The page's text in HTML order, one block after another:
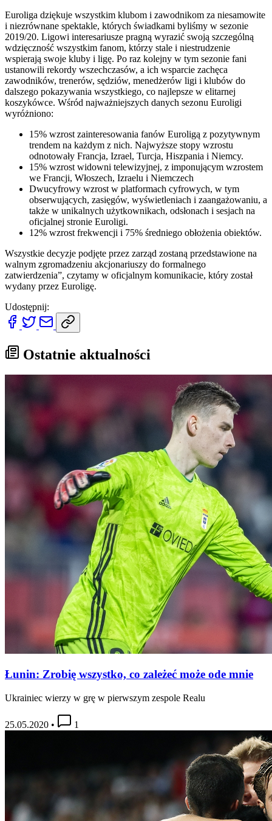
Euroliga dziękuje wszystkim klubom i zawodnikom za niesamowite
i niezrównane spektakle, których świadkami byliśmy w sezonie
2019/20. Ligowi interesariusze pragną wyrazić swoją szczególną
wdzięczność wszystkim fanom, którzy stale i niestrudzenie
wspierają swoje kluby i ligę. Po raz kolejny w tym sezonie fani
ustanowili rekordy wszechczasów, a ich wsparcie zachęca
zawodników, trenerów, sędziów, menedżerów ligi i klubów do
dalszego pokazywania wszystkiego, co najlepsze w elitarnej
koszykówce. Wśród najważniejszych danych sezonu Euroligi
wyróżniono:
15% wzrost zainteresowania fanów Euroligą z pozytywnym
trendem na każdym z nich. Najwyższe stopy wzrostu
odnotowały Francja, Izrael, Turcja, Hiszpania i Niemcy.
15% wzrost widowni telewizyjnej, z imponującym wzrostem
we Francji, Włoszech, Izraelu i Niemczech
Dwucyfrowy wzrost w platformach cyfrowych, w tym
obserwujących, zasięgów, wyświetleniach i zaangażowaniu, a
także w unikalnych użytkownikach, odsłonach i sesjach na
oficjalnej stronie Euroligi.
12% wzrost frekwencji i 75% średniego obłożenia obiektów.
Wszystkie decyzje podjęte przez zarząd zostaną przedstawione na
walnym zgromadzeniu akcjonariuszy do formalnego
zatwierdzenia”, czytamy w oficjalnym komunikacie, który został
wydany przez Euroligę.
Udostępnij:
Ostatnie aktualności
Łunin: Zrobię wszystko, co zależeć może ode mnie
Ukrainiec wierzy w grę w pierwszym zespole Realu
25.05.2020 • 1